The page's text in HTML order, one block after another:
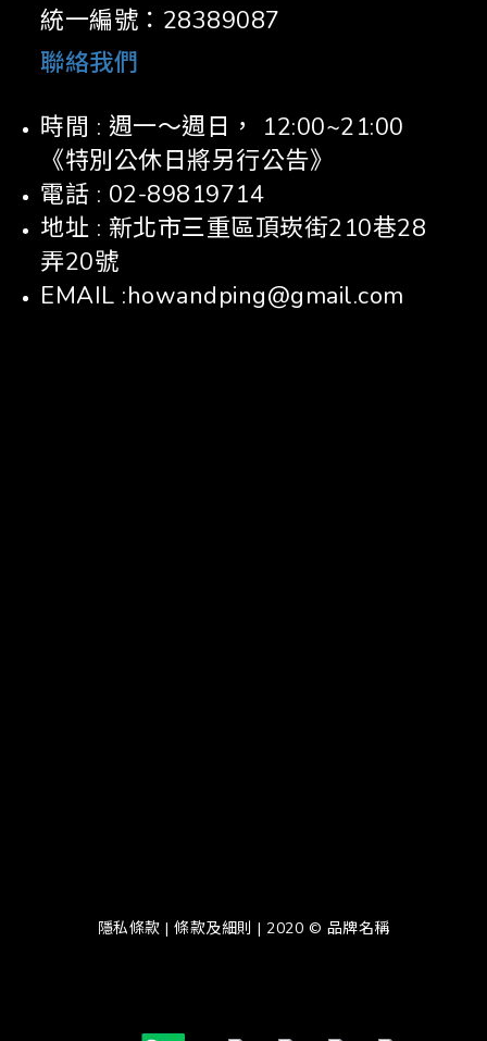
統一編號：28389087
聯絡我們
時間 : 週一～週日， 12:00~21:00
《特別公休日將另行公告》
電話 : 02-89819714
地址 : 新北市三重區頂崁街210巷28
弄20號
EMAIL :howandping@gmail.com
隱私條款 | 條款及細則 | 2020 © 品牌名稱